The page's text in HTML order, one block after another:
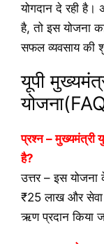
योगदान दे रही
है, तो इस योजना
सफल व्यवसाय की
यूपी
प्रश्न –मुख्यमंत्री
है?
उत्तर – इस योजना
₹25 लाख और
ऋण प्रदान किया